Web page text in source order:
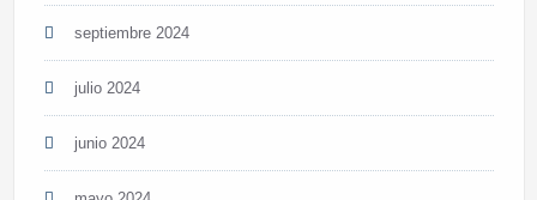
septiembre 2024
julio 2024
junio 2024